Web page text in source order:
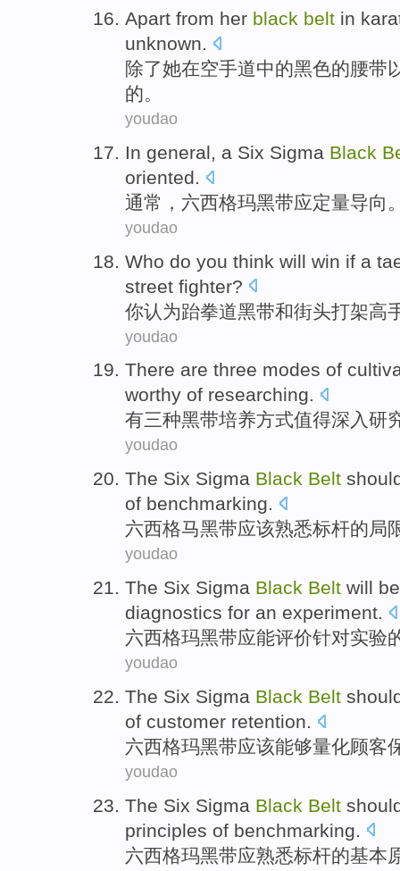
Apart from her black belt in
unknown.
除了她在空手道中的黑色的腰带
的。
youdao
In general, a Six Sigma Black
oriented.
通常 ， 六西格玛黑带应定量导向
youdao
Who do you think will win if a
street fighter?
你认为跆拳道黑带和街头打架高
youdao
There are three modes of
worthy of researching.
有三种黑带培养方式值得深入研
youdao
The Six Sigma Black Belt
of benchmarking.
六西格马黑带应该熟悉标杆的局
youdao
The Six Sigma Black Belt will be
diagnostics for an experiment.
六西格玛黑带应能评价针对实验
youdao
The Six Sigma Black Belt
of customer retention.
六西格玛黑带应该能够量化顾客
youdao
The Six Sigma Black Belt
principles of benchmarking
六西格玛黑带应熟悉标杆的基本